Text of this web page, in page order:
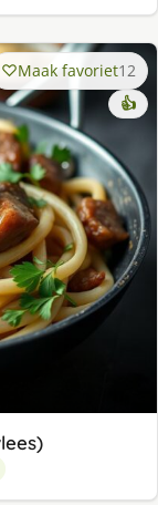
Maak favoriet12
👍